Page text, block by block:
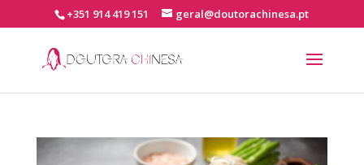
+351 914 419 151 geral@doutorachinesa.pt